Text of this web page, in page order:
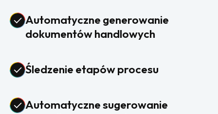
Automatyczne generowanie
dokumentów handlowych
Śledzenie etapów procesu
Automatyczne sugerowanie